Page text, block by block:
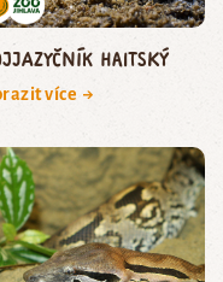
haitský
více →